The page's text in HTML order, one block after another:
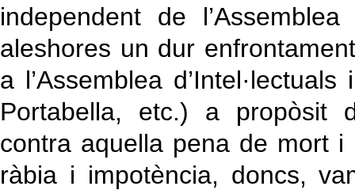
independent de
aleshores un dur
a l’Assemblea
Portabella, etc.) a propòsit
contra aquella pena de mort
ràbia i impotència, doncs,